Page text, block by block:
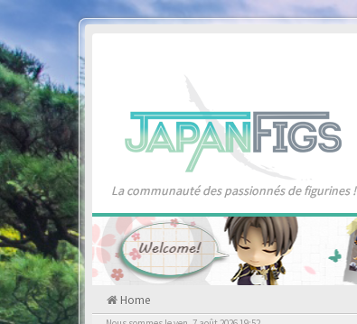
La communauté des passionnés de figurines !
Home